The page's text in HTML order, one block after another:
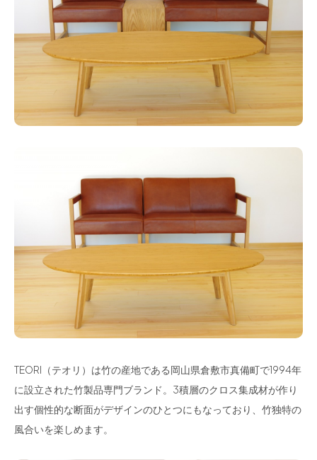
TEORI（テオリ）は竹の産地である岡山県倉敷市真備町で1994年
に設立された竹製品専門ブランド。3積層のクロス集成材が作り
出す個性的な断面がデザインのひとつにもなっており、竹独特の
風合いを楽しめます。